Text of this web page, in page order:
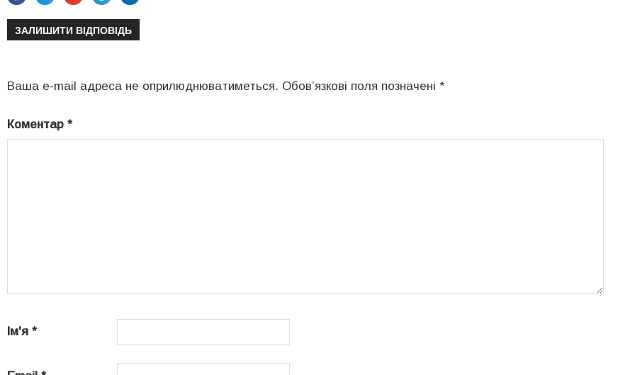
ЗАЛИШИТИ ВІДПОВІДЬ
Ваша e-mail адреса не оприлюднюватиметься. Обов’язкові поля позначені *
Коментар *
Ім'я *